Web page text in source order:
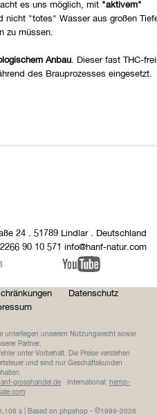
es uns möglich, mit "aktivem"
nicht "totes" Wasser aus großen
zu müssen.
Anbau. Dieser fast THC-
des Brauprozesses eingesetzt.
24 . 51789 Lindlar . Deutschland
90 10 571 info@hanf-natur.com
Datenschutz
unterliegen unserem Nutzungsrecht sowie
Partner.
unter Vorbehalt. Die Preise verstehen
und sind nur Geschäftskunden
grosshandel.de · International: hemp-
s | Based on phpshop - ©1999-2026